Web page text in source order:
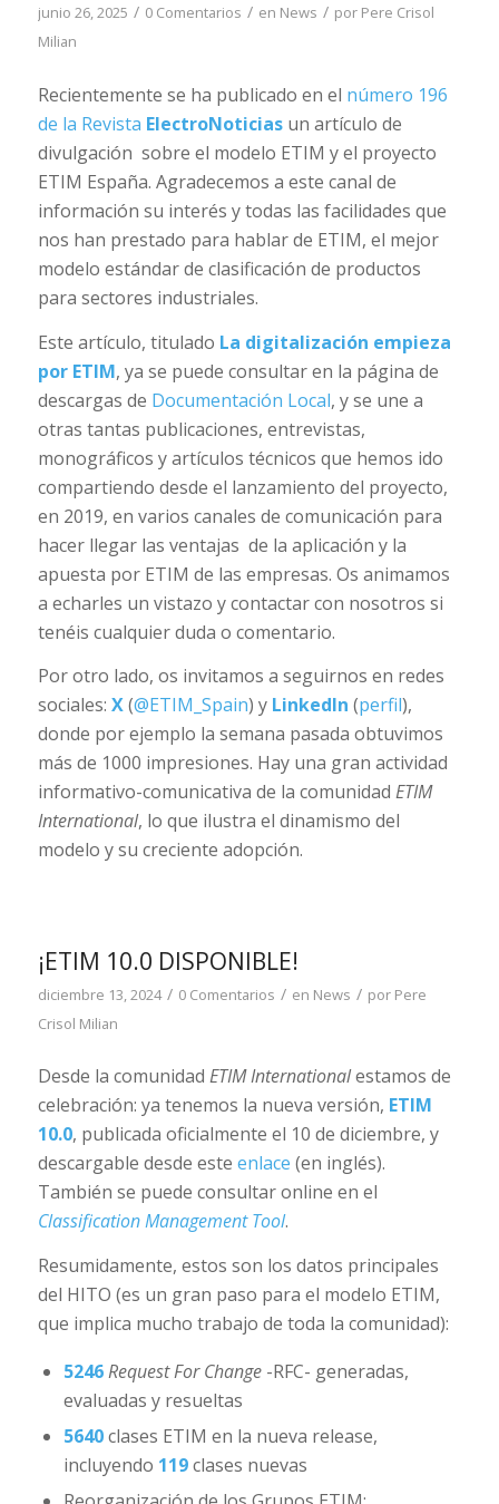
junio 26, 2025 / 0 Comentarios / en News / por Pere Crisol
Milian
Recientemente se ha publicado en el número 196
de la Revista ElectroNoticiasun artículo de
divulgación sobre el modelo ETIM y el proyecto
ETIM España. Agradecemos a este canal de
información su interés y todas las facilidades que
nos han prestado para hablar de ETIM, el mejor
modelo estándar de clasificación de productos
para sectores industriales.
Este artículo, titulado La digitalización empieza
por ETIM, ya se puede consultar en la página de
descargas de Documentación Local, y se une a
otras tantas publicaciones, entrevistas,
monográficos y artículos técnicos que hemos ido
compartiendo desde el lanzamiento del proyecto,
en 2019, en varios canales de comunicación para
hacer llegar las ventajas de la aplicación y la
apuesta por ETIM de las empresas. Os animamos
a echarles un vistazo y contactar con nosotros si
tenéis cualquier duda o comentario.
Por otro lado, os invitamos a seguirnos en redes
sociales: X(@ETIM_Spain) y LinkedIn (perfil),
donde por ejemplo la semana pasada obtuvimos
más de 1000 impresiones. Hay una gran actividad
informativo-comunicativa de la comunidad ETIM
International, lo que ilustra el dinamismo del
modelo y su creciente adopción.
¡ETIM 10.0 DISPONIBLE!
diciembre 13, 2024 / 0 Comentarios / en News / por Pere
Crisol Milian
Desde la comunidad ETIM Internationalestamos de
celebración: ya tenemos la nueva versión, ETIM
10.0, publicada oficialmente el 10 de diciembre, y
descargable desde este enlace (en inglés).
También se puede consultar online en el
Classification Management Tool.
Resumidamente, estos son los datos principales
del HITO (es un gran paso para el modelo ETIM,
que implica mucho trabajo de toda la comunidad):
5246 Request For Change-RFC- generadas,
evaluadas y resueltas
5640clases ETIM en la nueva release,
incluyendo 119clases nuevas